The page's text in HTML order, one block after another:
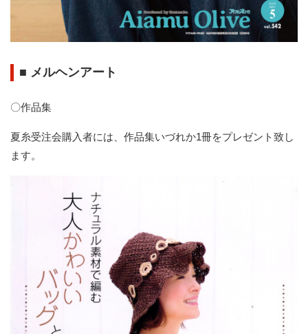
■ メルヘンアート
〇作品集
夏糸受注会購入者には、作品集いづれか1冊をプレゼント致し
ます。